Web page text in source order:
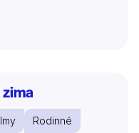
Rodinné